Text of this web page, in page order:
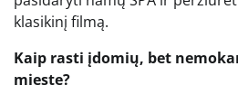
klasikinį filmą.
Kaip rasti įdomių, bet
mieste?